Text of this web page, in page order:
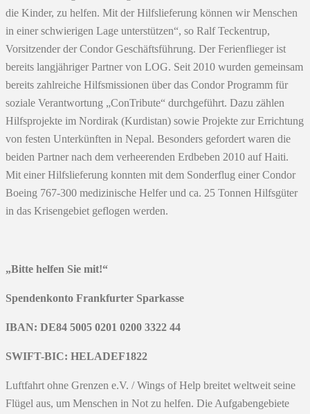
die Kinder, zu helfen. Mit der Hilfslieferung können wir Menschen
in einer schwierigen Lage unterstützen“, so Ralf Teckentrup,
Vorsitzender der Condor Geschäftsführung. Der Ferienflieger ist
bereits langjähriger Partner von LOG. Seit 2010 wurden gemeinsam
bereits zahlreiche Hilfsmissionen über das Condor Programm für
soziale Verantwortung „ConTribute“ durchgeführt. Dazu zählen
Hilfsprojekte im Nordirak (Kurdistan) sowie Projekte zur Errichtung
von festen Unterkünften in Nepal. Besonders gefordert waren die
beiden Partner nach dem verheerenden Erdbeben 2010 auf Haiti.
Mit einer Hilfslieferung konnten mit dem Sonderflug einer Condor
Boeing 767-300 medizinische Helfer und ca. 25 Tonnen Hilfsgüter
in das Krisengebiet geflogen werden.
„Bitte helfen Sie mit!“
Spendenkonto Frankfurter Sparkasse
IBAN: DE84 5005 0201 0200 3322 44
SWIFT-BIC: HELADEF1822
Luftfahrt ohne Grenzen e.V. / Wings of Help breitet weltweit seine
Flügel aus, um Menschen in Not zu helfen. Die Aufgabengebiete